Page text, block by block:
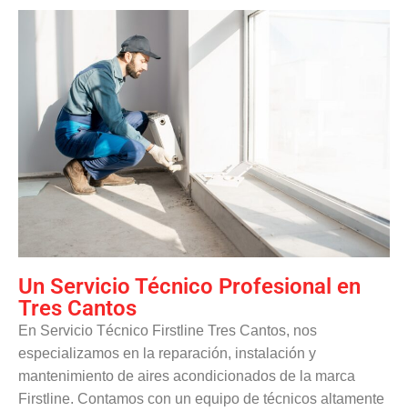
Un Servicio Técnico Profesional en
Tres Cantos
En Servicio Técnico Firstline Tres Cantos, nos
especializamos en la reparación, instalación y
mantenimiento de aires acondicionados de la marca
Firstline. Contamos con un equipo de técnicos altamente